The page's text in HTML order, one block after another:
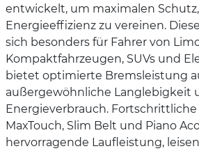
entwickelt, um maximalen
Energieeffizienz zu vereinen.
sich besonders für Fahrer von
Kompaktfahrzeugen, SUVs und
bietet optimierte Bremsleistung
außergewöhnliche Langlebigkeit
Energieverbrauch.
MaxTouch, Slim Belt und Piano
hervorragende Laufleistung,